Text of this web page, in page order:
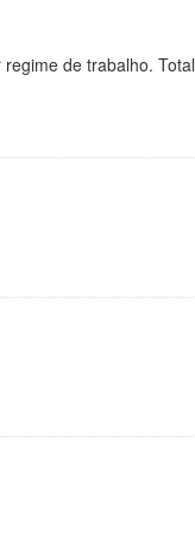
de trabalho. Total